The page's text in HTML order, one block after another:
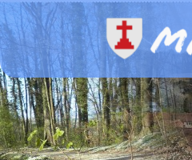
Panneau de gestion des cookies